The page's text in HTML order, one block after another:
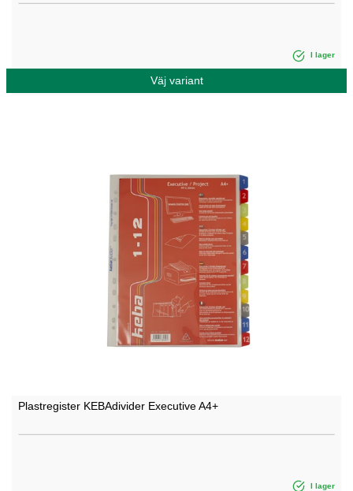
I lager
Väj variant
Plastregister KEBAdivider Executive A4+
I lager